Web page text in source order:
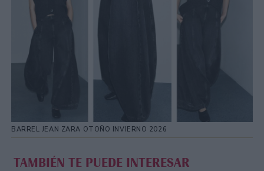
BARREL JEAN ZARA OTOÑO INVIERNO 2026
TAMBIÉN TE PUEDE INTERESAR